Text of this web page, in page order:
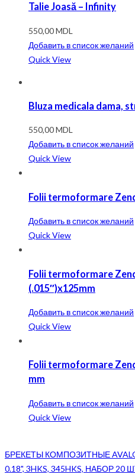
Talie Joasă – Infinity
550,00MDL
Добавить в список желаний
Quick View
Bluza medicala dama,
550,00MDL
Добавить в список желаний
Quick View
Folii termoformare
Добавить в список желаний
Quick View
Folii termoformare
(.015″)x125mm
Добавить в список желаний
Quick View
Folii termoformare
mm
Добавить в список желаний
Quick View
БРЕКЕТЫ КОМПОЗИТНЫЕ
0.18", 3HKS, 345HKS, НАБОР